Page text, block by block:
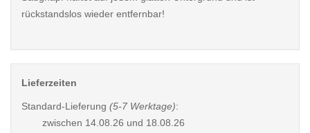
rückstandslos wieder entfernbar!
Lieferzeiten
Standard-Lieferung (5-7 Werktage):
zwischen 14.08.26 und 18.08.26